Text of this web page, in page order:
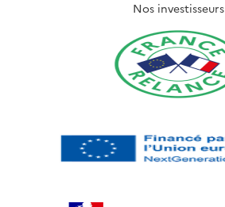
Nos investisseurs